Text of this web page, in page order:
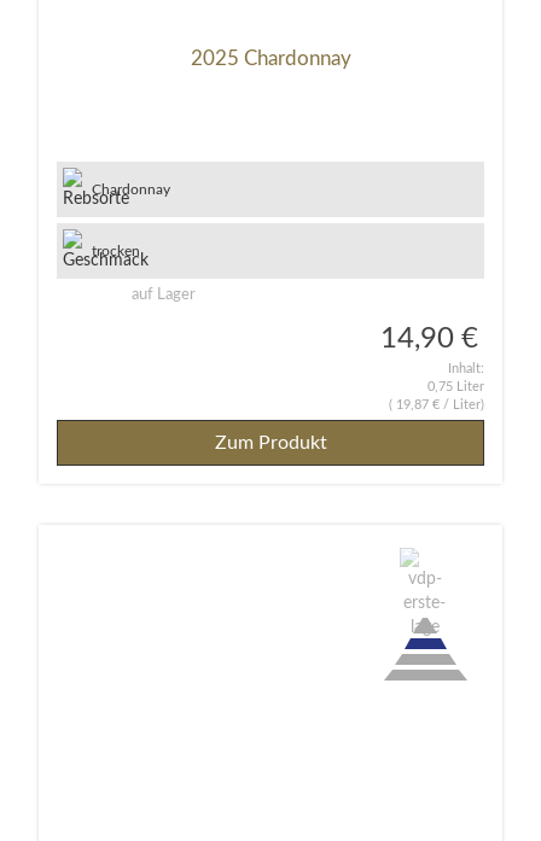
2025 Chardonnay
Chardonnay
trocken
auf Lager
14,90 €
Inhalt:
0,75 Liter
( 19,87 € / Liter)
Zum Produkt